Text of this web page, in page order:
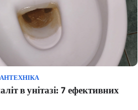
в унітазі: 7 ефективних